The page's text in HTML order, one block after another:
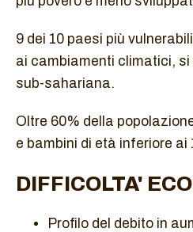
9 dei 10 paesi più
ai cambiamenti climatici,
sub-sahariana.
Oltre 60% della
e bambini di età inferiore ai
DIFFICOLTA'
Profilo del debito in